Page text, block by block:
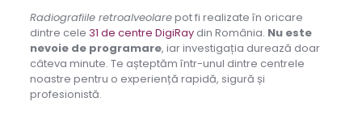
Radiografiile retroalveolarepot fi realizate în oricare
dintre cele 31 de centre DigiRaydin România. Nu este
nevoie de programare, iar investigația durează doar
câteva minute. Te așteptăm într-unul dintre centrele
noastre pentru o experiență rapidă, sigură și
profesionistă.